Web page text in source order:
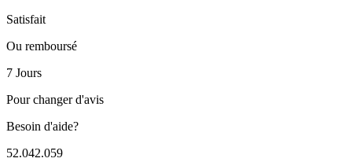
Satisfait
Ou remboursé
7 Jours
Pour changer d'avis
Besoin d'aide?
52.042.059